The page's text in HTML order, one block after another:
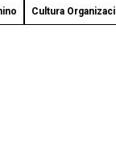
Cultura